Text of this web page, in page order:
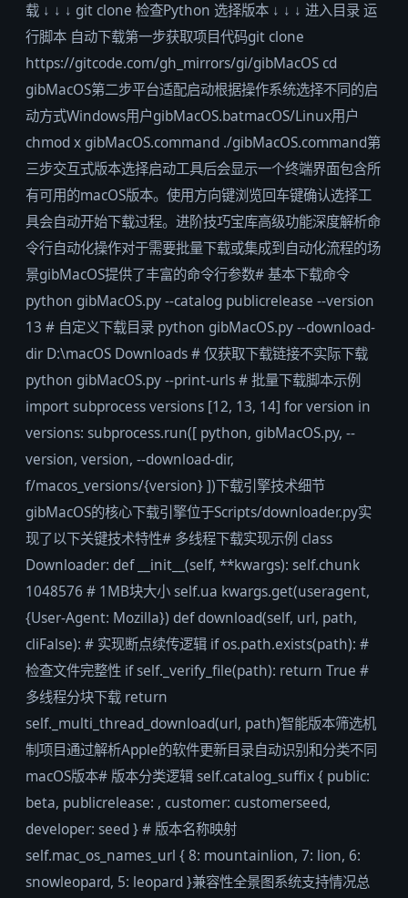
载 ↓ ↓ ↓ git clone 检查Python 选择版本 ↓ ↓ ↓ 进入目录 运
行脚本 自动下载第一步获取项目代码git clone
https://gitcode.com/gh_mirrors/gi/gibMacOS cd
gibMacOS第二步平台适配启动根据操作系统选择不同的启
动方式Windows用户gibMacOS.batmacOS/Linux用户
chmod x gibMacOS.command ./gibMacOS.command第
三步交互式版本选择启动工具后会显示一个终端界面包含所
有可用的macOS版本。使用方向键浏览回车键确认选择工
具会自动开始下载过程。进阶技巧宝库高级功能深度解析命
令行自动化操作对于需要批量下载或集成到自动化流程的场
景gibMacOS提供了丰富的命令行参数# 基本下载命令
python gibMacOS.py --catalog publicrelease --version
13 # 自定义下载目录 python gibMacOS.py --download-
dir D:\macOS Downloads # 仅获取下载链接不实际下载
python gibMacOS.py --print-urls # 批量下载脚本示例
import subprocess versions [12, 13, 14] for version in
versions: subprocess.run([ python, gibMacOS.py, --
version, version, --download-dir,
f/macos_versions/{version} ])下载引擎技术细节
gibMacOS的核心下载引擎位于Scripts/downloader.py实
现了以下关键技术特性# 多线程下载实现示例 class
Downloader: def __init__(self, **kwargs): self.chunk
1048576 # 1MB块大小 self.ua kwargs.get(useragent,
{User-Agent: Mozilla}) def download(self, url, path,
cliFalse): # 实现断点续传逻辑 if os.path.exists(path): #
检查文件完整性 if self._verify_file(path): return True #
多线程分块下载 return
self._multi_thread_download(url, path)智能版本筛选机
制项目通过解析Apple的软件更新目录自动识别和分类不同
macOS版本# 版本分类逻辑 self.catalog_suffix { public:
beta, publicrelease: , customer: customerseed,
developer: seed } # 版本名称映射
self.mac_os_names_url { 8: mountainlion, 7: lion, 6:
snowleopard, 5: leopard }兼容性全景图系统支持情况总